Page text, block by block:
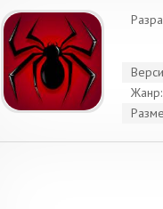
Жанр: